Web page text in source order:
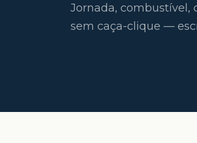
Jornada, combustível,
sem caça-clique —